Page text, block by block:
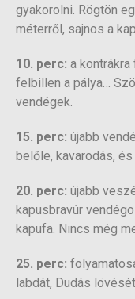
gyakorolni. Rögtön
méterről, sajnos a
10. perc: a
felbillen a pálya…
vendégek.
15. perc: újabb
belőle, kavarodás,
20. perc: újabb
kapusbravúr
kapufa. Nincs még
25. perc:
labdát, Dudás